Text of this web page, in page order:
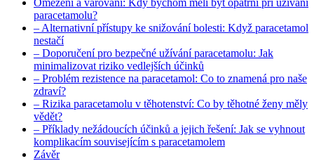
paracetamolu?
– Alternativní přístupy ke snižování bolesti: Když paracetamol
nestačí
– Doporučení pro bezpečné užívání paracetamolu: Jak
minimalizovat riziko vedlejších účinků
– Problém rezistence na paracetamol: Co to znamená pro naše
zdraví?
– Rizika paracetamolu v těhotenství: Co by těhotné ženy měly
vědět?
– Příklady nežádoucích účinků a jejich řešení: Jak se vyhnout
komplikacím souvisejícím s paracetamolem
Závěr